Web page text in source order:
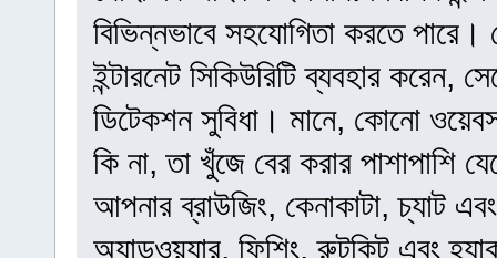
বিভিন্নভাবে সহযোগিতা করতে
ইন্টারনেট সিকিউরিটি ব্যবহার করেন,
ডিটেকশন সুবিধা। মানে, কোনো
কি না, তা খুঁজে বের করার পাশাপাশি
আপনার ব্রাউজিং, কেনাকাটা, চ্যাট
অ্যাডওয়্যার, ফিশিং, রুটকিট এবং